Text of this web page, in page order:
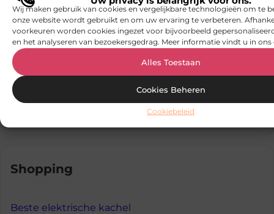
Wij maken gebruik van cookies en vergelijkbare technologieën om te
onze website wordt gebruikt en om uw ervaring te verbeteren.
voorkeuren worden cookies ingezet voor bijvoorbeeld
en het analyseren van bezoekersgedrag. Meer informatie vindt u in ons
Alles Toestaan
Cookies Beheren
Cookiebeleid
Omschrijving:
Science
Hier adverteren? Meld je aan.
Shopping
Beste elektrische kachel